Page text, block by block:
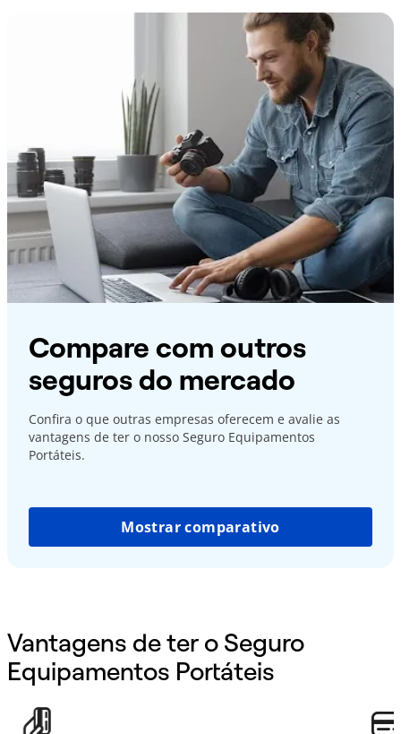
Compare com outros
seguros do mercado
Confira o que outras empresas oferecem e avalie as
vantagens de ter o nosso Seguro Equipamentos
Portáteis.
Mostrar comparativo
Vantagens de ter o Seguro
Equipamentos Portáteis